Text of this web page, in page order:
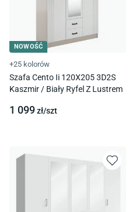
NOWOŚĆ
+25 kolorów
Szafa Cento Ii 120X205 3D2S
Kaszmir / Biały Ryfel Z Lustrem
1 099zł/szt